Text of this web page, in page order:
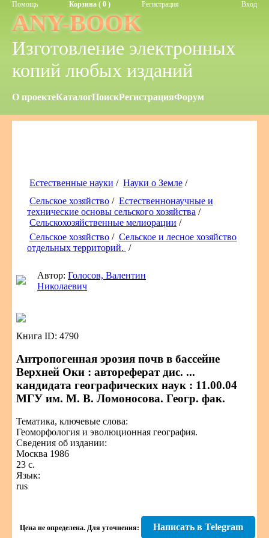
Помощь Корзина ( 0 ) Регистрация Вход
ANY-BOOK
Изготовление электронных
копий любых изданий
О проектеКаталогПоискРегистрацияФорум
Естественные науки / Науки о Земле /
Сельское хозяйство / Естественнонаучные и
технические основы сельского хозяйства /
Сельскохозяйственные мелиорации /
Сельское хозяйство / Сельское и лесное хозяйство
отдельных территорий. /
Автор:Голосов, Валентин
Николаевич
Книга ID: 4790
Антропогенная эрозия почв в бассейне
Верхней Оки : автореферат дис. ...
кандидата географических наук : 11.00.04
МГУ им. М. В. Ломоносова. Геогр. фак.
Тематика, ключевые слова:
Геоморфология и эволюционная география.
Сведения об издании:
Москва 1986
23 с.
Язык:
rus
Цена не определена. Для уточнения: Написать в Telegram